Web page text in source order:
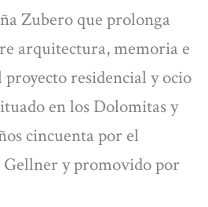
Zubero que prolonga
arquitectura, memoria e
residencial y ocio
en los Dolomitas y
cincuenta por el
y promovido por